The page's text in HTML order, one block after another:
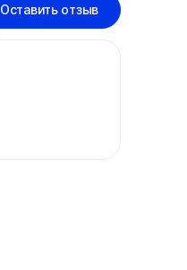
Оставить отзыв